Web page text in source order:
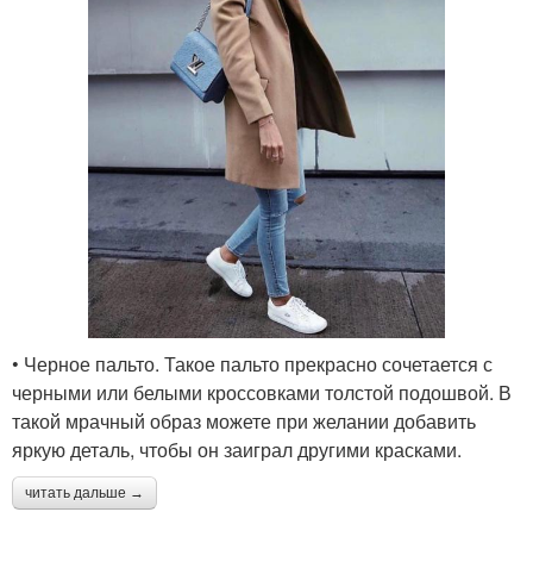
• Черное пальто. Такое пальто прекрасно сочетается с
черными или белыми кроссовками толстой подошвой. В
такой мрачный образ можете при желании добавить
яркую деталь, чтобы он заиграл другими красками.
читать дальше →